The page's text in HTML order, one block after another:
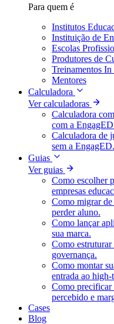
Para quem é
Institutos
Instituição de
Escolas
Produtores de
Treinamentos
Mentores
Calculadora
Ver calculadoras
Calculadora
com a
Calculadora de
sem a EngagED.
Guias
Ver guias
Como escolher
empresas
Como migrar
perder aluno.
Como lançar
sua marca.
Como estruturar
governança.
Como montar
entrada ao high-
Como
percebido e
Cases
Blog